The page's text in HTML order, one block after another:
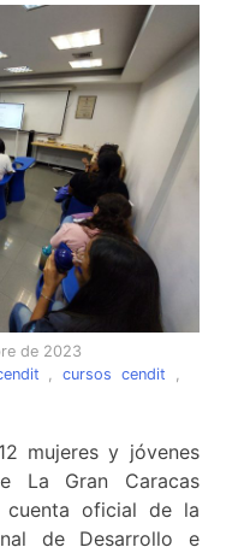
de 2023
,cursos cendit ,
mujeres y jóvenes
La Gran Caracas
cuenta oficial de la
de Desarrollo e